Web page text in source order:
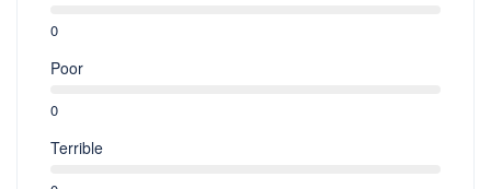
0
Poor
0
Terrible